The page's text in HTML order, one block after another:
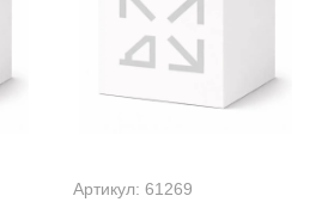
Артикул: 61269